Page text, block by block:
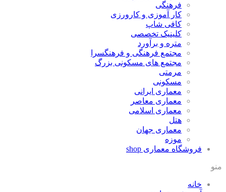
فرهنگی
کار آموزی و کارورزی
کافی شاپ
کلینیک تخصصی
متره و برآورد
مجتمع فرهنگی و فرهنگسرا
مجتمع های مسکونی بزرگ
مرمتی
مسکونی
معماری ایرانی
معماری معاصر
معماری اسلامی
هتل
معماری جهان
موزه
فروشگاه معماری shop
منو
خانه